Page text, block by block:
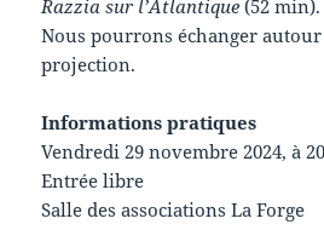
Razzia sur l’Atlantique (52 min).
Nous pourrons échanger autour
projection.
Informations pratiques
Vendredi 29 novembre 2024, à
Entrée libre
Salle des associations La Forge